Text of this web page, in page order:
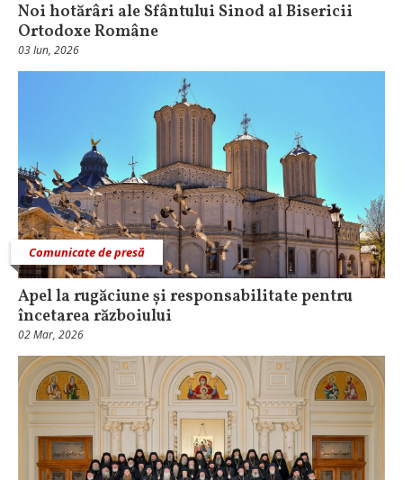
Noi hotărâri ale Sfântului Sinod al Bisericii
Ortodoxe Române
03 Iun, 2026
Comunicate de presă
Apel la rugăciune și responsabilitate pentru
încetarea războiului
02 Mar, 2026